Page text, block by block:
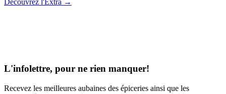
L'infolettre, pour ne rien manquer!
Recevez les meilleures aubaines des épiceries ainsi que les